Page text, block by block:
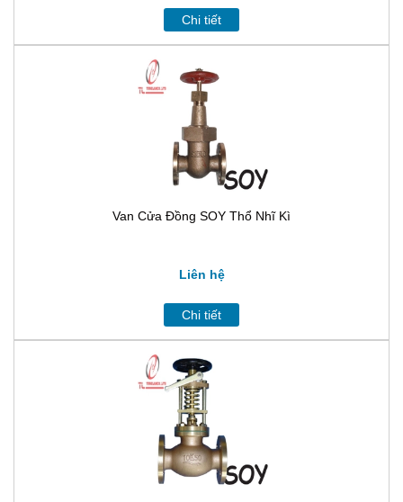
Chi tiết
Van Cửa Đồng SOY Thổ Nhĩ Kì
Liên hệ
Chi tiết